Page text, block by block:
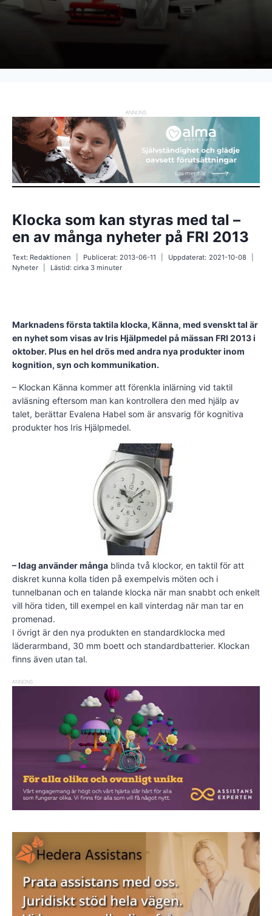
ANNONS
Klocka som kan styras med tal –
en av många nyheter på FRI 2013
Text: Redaktionen Publicerat: 2013-06-11 Uppdaterat: 2021-10-08
Nyheter
Lästid: cirka 3 minuter
Marknadens första taktila klocka, Känna, med svenskt tal är
en nyhet som visas av Iris Hjälpmedel på mässan FRI 2013 i
oktober. Plus en hel drös med andra nya produkter inom
kognition, syn och kommunikation.
– Klockan Känna kommer att förenkla inlärning vid taktil
avläsning eftersom man kan kontrollera den med hjälp av
talet, berättar Evalena Habel som är ansvarig för kognitiva
produkter hos Iris Hjälpmedel.
– Idag använder många blinda två klockor, en taktil för att
diskret kunna kolla tiden på exempelvis möten och i
tunnelbanan och en talande klocka när man snabbt och enkelt
vill höra tiden, till exempel en kall vinterdag när man tar en
promenad.
I övrigt är den nya produkten en standardklocka med
läderarmband, 30 mm boett och standardbatterier. Klockan
finns även utan tal.
ANNONS